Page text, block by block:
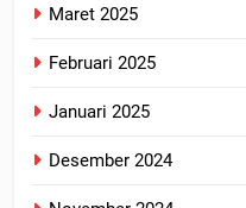
Maret 2025
Februari 2025
Januari 2025
Desember 2024